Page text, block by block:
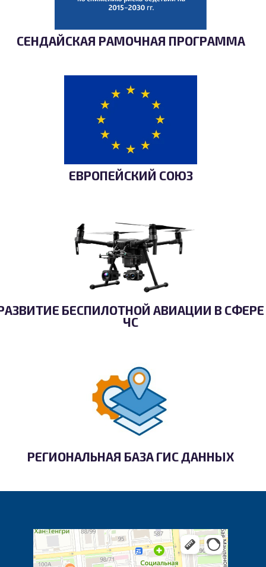
СЕНДАЙСКАЯ РАМОЧНАЯ ПРОГРАММА
ЕВРОПЕЙСКИЙ СОЮЗ
БЕСПИЛОТНОЙ АВИАЦИИ В СФЕРЕ
ЧС
РЕГИОНАЛЬНАЯ БАЗА ГИС ДАННЫХ